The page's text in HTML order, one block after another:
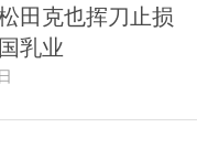
田克也挥刀止损
乳业